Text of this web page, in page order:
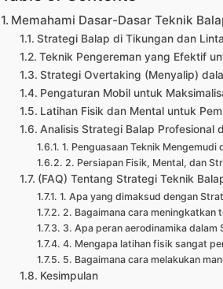
Memahami Dasar-Dasar Teknik
Strategi Balap di Tikungan dan
Teknik Pengereman yang Efektif
Strategi Overtaking (Menyalip)
Pengaturan Mobil untuk
Latihan Fisik dan Mental untuk
Analisis Strategi Balap Profesional
1. Penguasaan Teknik
2. Persiapan Fisik, Mental, dan
(FAQ) Tentang Strategi Teknik
1. Apa yang dimaksud dengan
2. Bagaimana cara meningkatkan
3. Apa peran aerodinamika dalam
4. Mengapa latihan fisik sangat
5. Bagaimana cara melakukan
Kesimpulan